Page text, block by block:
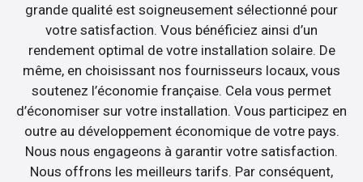
grande qualité est soigneusement sélectionné pour
votre satisfaction. Vous bénéficiez ainsi d’un
rendement optimal de votre installation solaire. De
même, en choisissant nos fournisseurs locaux, vous
soutenez l’économie française. Cela vous permet
d’économiser sur votre installation. Vous participez en
outre au développement économique de votre pays.
Nous nous engageons à garantir votre satisfaction.
Nous offrons les meilleurs tarifs. Par conséquent,